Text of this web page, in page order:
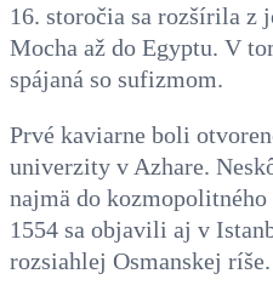
16. storočia sa rozšírila z
Mocha až do Egyptu. V
spájaná so sufizmom.
Prvé kaviarne boli
univerzity v Azhare.
najmä do
1554 sa objavili aj v
rozsiahlej Osmanskej ríše.